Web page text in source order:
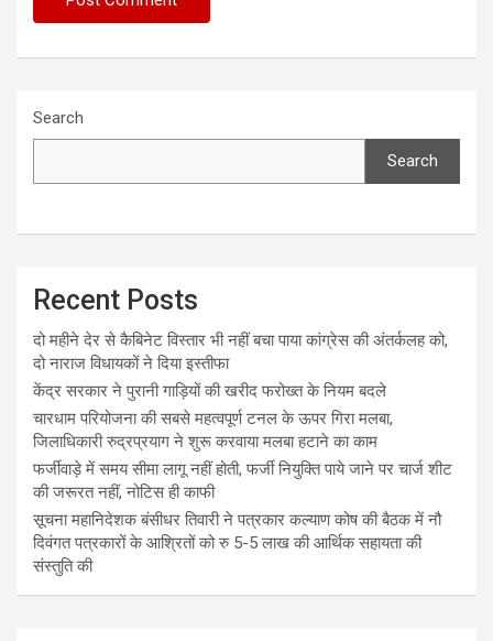
Search
Search
Recent Posts
दो महीने देर से कैबिनेट विस्तार भी नहीं बचा पाया कांग्रेस की अंतर्कलह को,
दो नाराज विधायकों ने दिया इस्तीफा
केंद्र सरकार ने पुरानी गाड़ियों की खरीद फरोख्त के नियम बदले
चारधाम परियोजना की सबसे महत्वपूर्ण टनल के ऊपर गिरा मलबा,
जिलाधिकारी रुद्रप्रयाग ने शुरू करवाया मलबा हटाने का काम
फर्जीवाड़े में समय सीमा लागू नहीं होती, फर्जी नियुक्ति पाये जाने पर चार्ज शीट
की जरूरत नहीं, नोटिस ही काफी
सूचना महानिदेशक बंसीधर तिवारी ने पत्रकार कल्याण कोष की बैठक में नौ
दिवंगत पत्रकारों के आश्रितों को रु 5-5 लाख की आर्थिक सहायता की
संस्तुति की